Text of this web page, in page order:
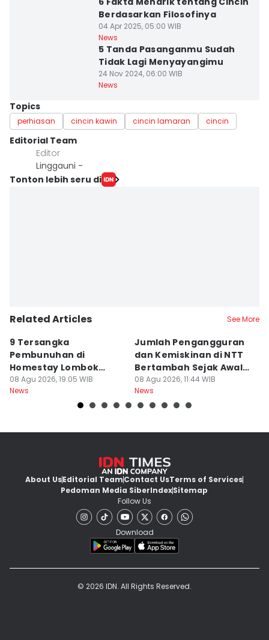
Berdasarkan Filosofinya
04 Apr 2025, 05:00 WIB
News
5 Tanda Pasanganmu Sudah
Tidak Lagi Menyayangimu
24 Nov 2024, 06:00 WIB
News
Topics
perhiasan cincin kawin cincin lamaran cincin
Editorial Team
Editor
Linggauni -
Tonton lebih seru di
Related Articles See More
9 Tersangka
Pembunuhan di
Homestay Lombok
Barat Dilimpahkan ke
Jaksa
08 Agu 2026, 19:05 WIB
News
Jumlah Pengangguran
dan Kemiskinan di NTT
Bertambah Sejak Awal
2026
08 Agu 2026, 11:44 WIB
News
About UsEditorial TeamContact UsTerms of Services
Pedoman Media SiberIndexSitemap
Follow Us
Download
© 2026 IDN. All Rights Reserved.